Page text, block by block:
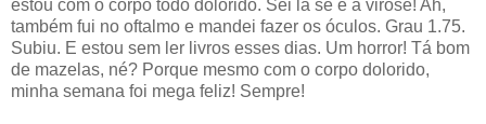
estou com o corpo todo dolorido. Sei lá se é a virose! Ah,
também fui no oftalmo e mandei fazer os óculos. Grau 1.75.
Subiu. E estou sem ler livros esses dias. Um horror! Tá bom
de mazelas, né? Porque mesmo com o corpo dolorido,
minha semana foi mega feliz! Sempre!